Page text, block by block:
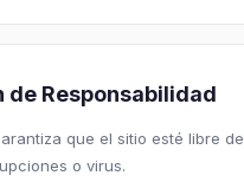
de Responsabilidad
que el sitio esté libre de
o virus.